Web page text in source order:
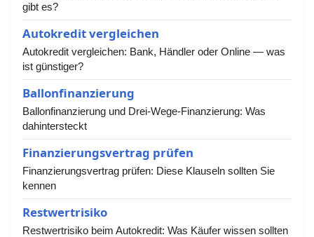
gibt es?
Autokredit vergleichen
Autokredit vergleichen: Bank, Händler oder Online — was
ist günstiger?
Ballonfinanzierung
Ballonfinanzierung und Drei-Wege-Finanzierung: Was
dahintersteckt
Finanzierungsvertrag prüfen
Finanzierungsvertrag prüfen: Diese Klauseln sollten Sie
kennen
Restwertrisiko
Restwertrisiko beim Autokredit: Was Käufer wissen sollten